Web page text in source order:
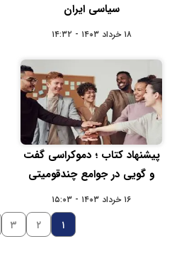
سیاسی ایران
۱۸ خرداد ۱۴۰۳ - ۱۴:۳۲
پیشنهاد کتاب ؛ دموکراسی گفت
و گویی در جوامع چندقومیتی
۱۶ خرداد ۱۴۰۳ - ۱۵:۰۳
۱ ۲ ۳